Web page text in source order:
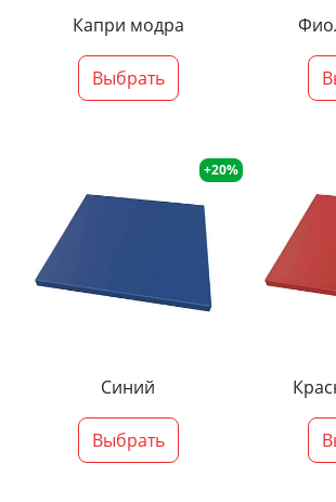
Капри модра
Выбрать
+20%
Синий
Выбрать